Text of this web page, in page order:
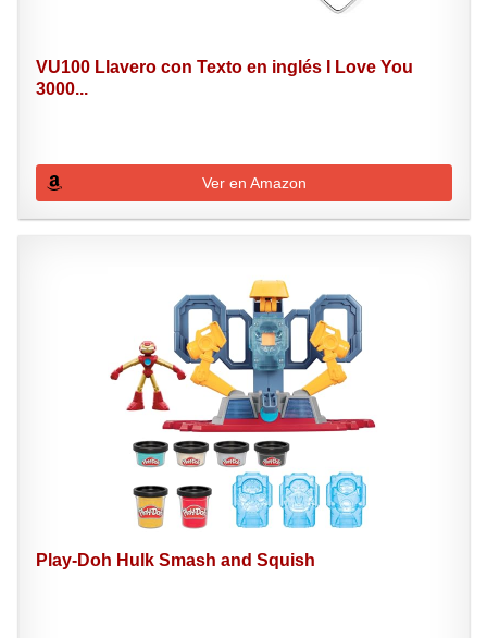
VU100 Llavero con Texto en inglés I Love You
3000...
Ver en Amazon
Play-Doh Hulk Smash and Squish